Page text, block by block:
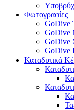
Φωτογραφίες
GoDive
GoDive
GoDive
GoDive
Καταδυτικά